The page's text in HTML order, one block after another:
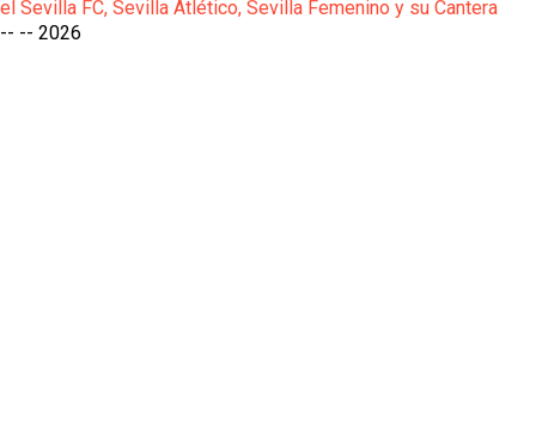
el Sevilla FC, Sevilla Atlético, Sevilla Femenino y su Cantera
-- -- 2026